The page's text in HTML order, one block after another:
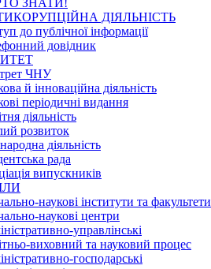
ЗНАТИ!
ДІЯЛЬНІСТЬ
до публічної інформації
довідник
ЧНУ
й інноваційна діяльність
періодичні видання
діяльність
розвиток
діяльність
рада
випускників
наукові інститути та факультети
наукові центри
управлінські
виховний та науковий процес
господарські